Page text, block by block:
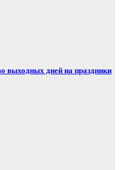
выходных дней на праздники